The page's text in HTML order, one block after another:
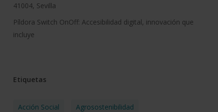
41004, Sevilla
Píldora Switch OnOff: Accesibilidad digital, innovación que
incluye
Etiquetas
Acción Social Agrosostenibilidad